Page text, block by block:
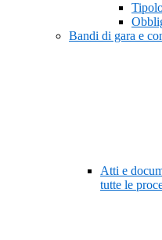
Bandi di gara e
Atti e
tutte le